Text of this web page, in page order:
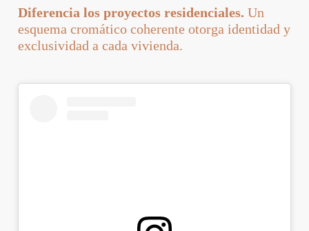
Diferencia los proyectos residenciales. Un
esquema cromático coherente otorga identidad y
exclusividad a cada vivienda.